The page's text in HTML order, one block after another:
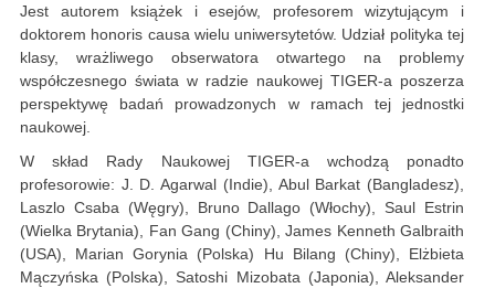
Jest autorem książek i esejów, profesorem wizytującym i
doktorem honoris causa wielu uniwersytetów. Udział polityka tej
klasy, wrażliwego obserwatora otwartego na problemy
współczesnego świata w radzie naukowej TIGER-a poszerza
perspektywę badań prowadzonych w ramach tej jednostki
naukowej.
W skład Rady Naukowej TIGER-a wchodzą ponadto
profesorowie: J. D. Agarwal (Indie), Abul Barkat (Bangladesz),
Laszlo Csaba (Węgry), Bruno Dallago (Włochy), Saul Estrin
(Wielka Brytania), Fan Gang (Chiny), James Kenneth Galbraith
(USA), Marian Gorynia (Polska) Hu Bilang (Chiny), Elżbieta
Mączyńska (Polska), Satoshi Mizobata (Japonia), Aleksander